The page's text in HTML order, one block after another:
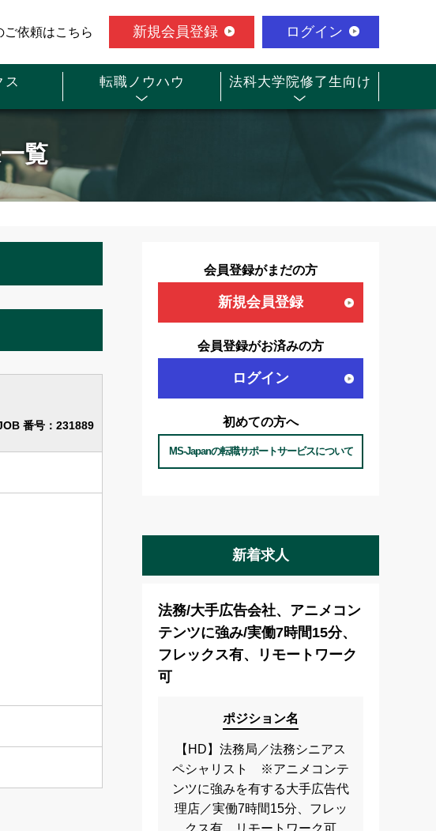
ご依頼はこちら 新規会員登録 ログイン
ス 転職ノウハウ 法科大学院修了生向け
覧
番号：231889
会員登録がまだの方
新規会員登録
会員登録がお済みの方
ログイン
初めての方へ
MS-Japanの転職サポートサービスについて
新着求人
法務/大手広告会社、アニメコン
テンツに強み/実働7時間15分、
フレックス有、リモートワーク
可
ポジション名
【HD】法務局／法務シニアス
ペシャリスト ※アニメコンテ
ンツに強みを有する大手広告代
理店／実働7時間15分、フレッ